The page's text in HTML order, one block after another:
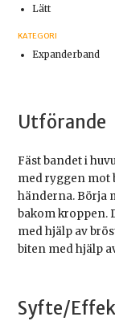
Lätt
KATEGORI
Expanderband
Utförande
Fäst bandet i
med ryggen mot
händerna. Börja
bakom kroppen.
med hjälp av
biten med hjälp
Syfte/